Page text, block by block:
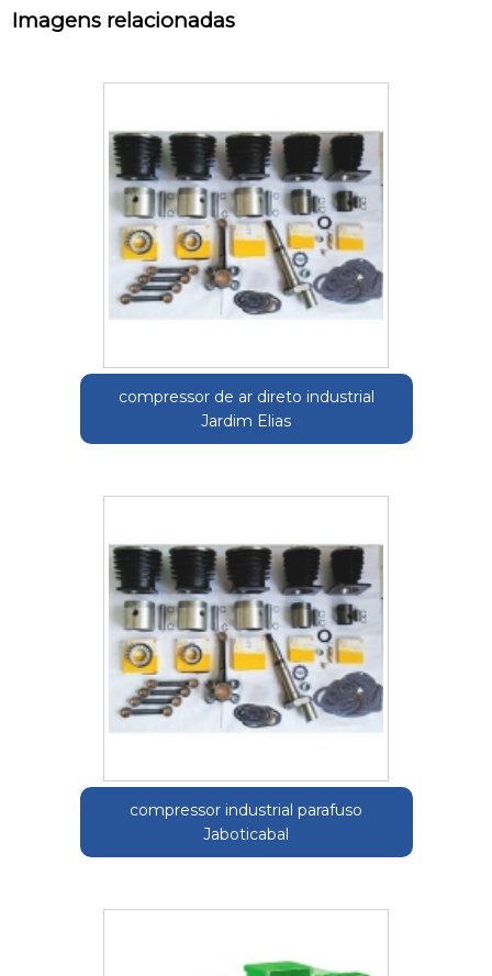
Imagens relacionadas
compressor de ar direto industrial
Jardim Elias
compressor industrial parafuso
Jaboticabal